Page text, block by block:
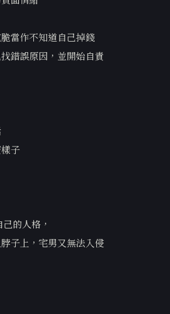
當作不知道自己掉錢
錯誤原因，並開始自責
子
的人格，
子上，宅男又無法入侵